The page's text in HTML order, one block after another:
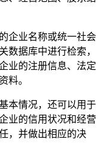
企业名称或统一社会
数据库中进行检索，
业的注册信息、法定
料。
本情况，还可以用于
业的信用状况和经营
，并做出相应的决